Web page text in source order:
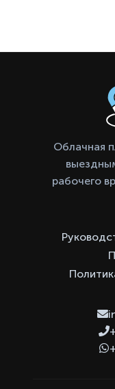
Облачная
рабочего